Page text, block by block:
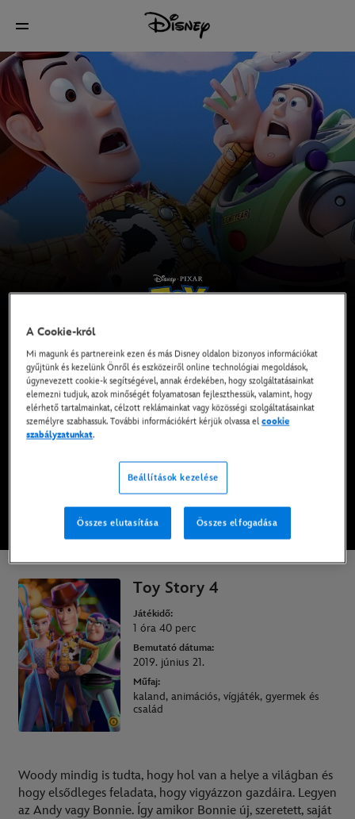
Elérhető a Disney+* kínálatában, DVD-n, Blu-Ray-
en vagy digitálisan
VÁSÁROLD MEG A FILMET
Toy Story 4
Játékidő:
1 óra 40 perc
Bemutató dátuma:
2019. június 21.
Műfaj:
kaland, animációs, vígjáték, gyermek és
család
Woody mindig is tudta, hogy hol van a helye a világban és
hogy elsődleges feladata, hogy vigyázzon gazdáira. Legyen
az Andy vagy Bonnie. Így amikor Bonnie új, szeretett, saját
A Cookie-król
Mi magunk és partnereink ezen és más Disney oldalon bizonyos információkat
gyűjtünk és kezelünk Önről és eszközeiről online technológiai megoldások,
úgynevezett cookie-k segítségével, annak érdekében, hogy szolgáltatásainkat
elemezni tudjuk, azok minőségét folyamatosan fejleszthessük, valamint, hogy
elérhető tartalmainkat, célzott reklámainkat vagy közösségi szolgáltatásainkat
személyre szabhassuk. További információkért kérjük olvassa elcookie
szabályzatunkat.
Beállítások kezelése
Összes elutasítása Összes elfogadása